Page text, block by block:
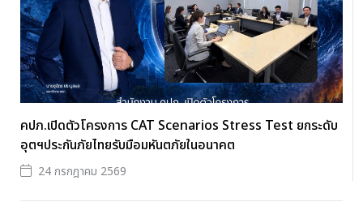
คปภ.เปิดตัวโครงการ CAT Scenarios Stress Test ยกระดับ
อุตฯประกันภัยไทยรับมือมหันตภัยในอนาคต
24 กรกฎาคม 2569